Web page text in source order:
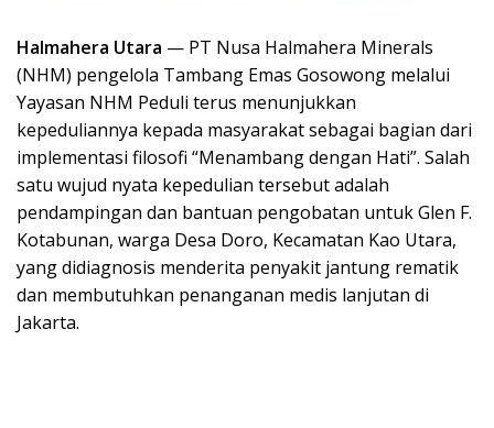
Halmahera Utara — PT Nusa Halmahera Minerals
(NHM) pengelola Tambang Emas Gosowong melalui
Yayasan NHM Peduli terus menunjukkan
kepeduliannya kepada masyarakat sebagai bagian dari
implementasi filosofi “Menambang dengan Hati”. Salah
satu wujud nyata kepedulian tersebut adalah
pendampingan dan bantuan pengobatan untuk Glen F.
Kotabunan, warga Desa Doro, Kecamatan Kao Utara,
yang didiagnosis menderita penyakit jantung rematik
dan membutuhkan penanganan medis lanjutan di
Jakarta.